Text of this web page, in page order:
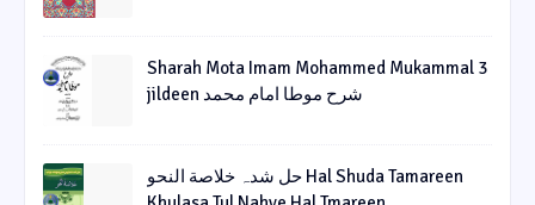
Sharah Mota Imam Mohammed Mukammal 3
jildeen شرح موطا امام محمد
حل شدہ خلاصة النحو Hal Shuda Tamareen